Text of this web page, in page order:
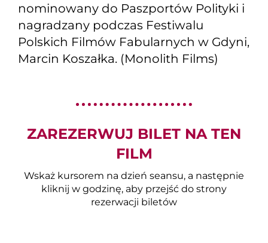
nominowany do Paszportów Polityki i
nagradzany podczas Festiwalu
Polskich Filmów Fabularnych w Gdyni,
Marcin Koszałka. (Monolith Films)
ZAREZERWUJ BILET NA TEN
FILM
Wskaż kursorem na dzień seansu, a następnie
kliknij w godzinę, aby przejść do strony
rezerwacji biletów